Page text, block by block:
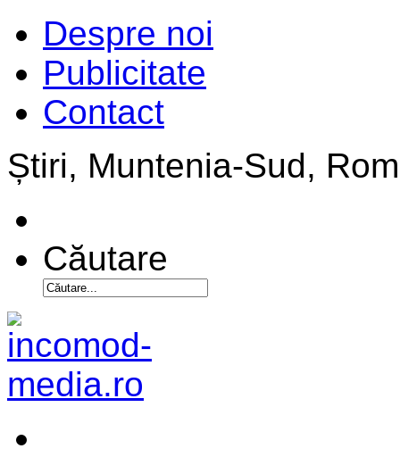
Despre noi
Publicitate
Contact
Știri, Muntenia-Sud,
Căutare